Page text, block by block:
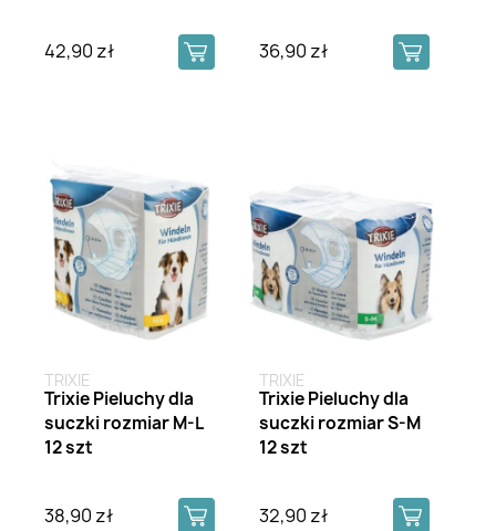
42,90 zł 36,90 zł
TRIXIE
Trixie Pieluchy dla
suczki rozmiar M-L
12 szt
38,90 zł
TRIXIE
Trixie Pieluchy dla
suczki rozmiar S-M
12 szt
32,90 zł